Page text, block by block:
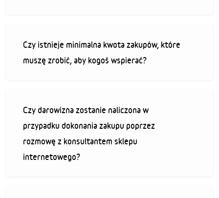
Czy istnieje minimalna kwota zakupów, które
muszę zrobić, aby kogoś wspierać?
Czy darowizna zostanie naliczona w
przypadku dokonania zakupu poprzez
rozmowę z konsultantem sklepu
internetowego?